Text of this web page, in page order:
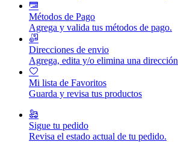
Métodos de Pago
Agrega y valida tus métodos de pago.
Direcciones de envio
Agrega, edita y/o elimina una dirección
Mi lista de Favoritos
Guarda y revisa tus productos
Sigue tu pedido
Revisa el estado actual de tu pedido.